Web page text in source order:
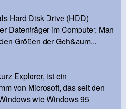
Hard Disk Drive (HDD)
Datenträger im Computer. Man
Größen der Geh&aum...
Explorer, ist ein
von Microsoft, das seit den
wie Windows 95